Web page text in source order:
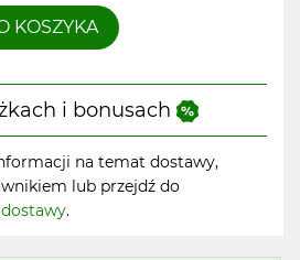
KOSZYKA
i bonusach
na temat dostawy,
lub przejdź do
.